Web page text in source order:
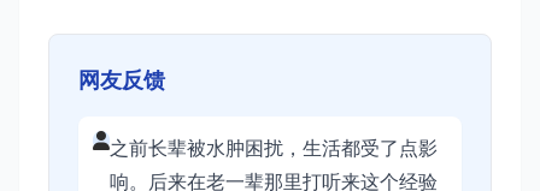
网友反馈
之前长辈被水肿困扰，生活都受了点影
响。后来在老一辈那里打听来这个经验